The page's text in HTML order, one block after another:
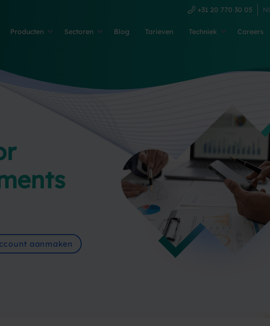
+31 20 770 30 05 NL
Producten Sectoren Blog Tarieven Techniek Careers
aanmaken